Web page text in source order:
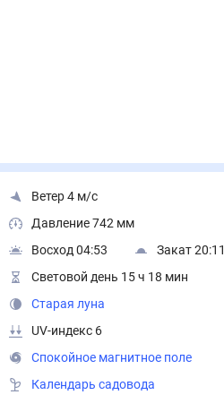
Ветер 4 м/с
Давление 742 мм
Восход 04:53
Закат 20:11
Световой день 15 ч 18 мин
Старая луна
UV-индекс 6
Спокойное магнитное поле
Календарь садовода